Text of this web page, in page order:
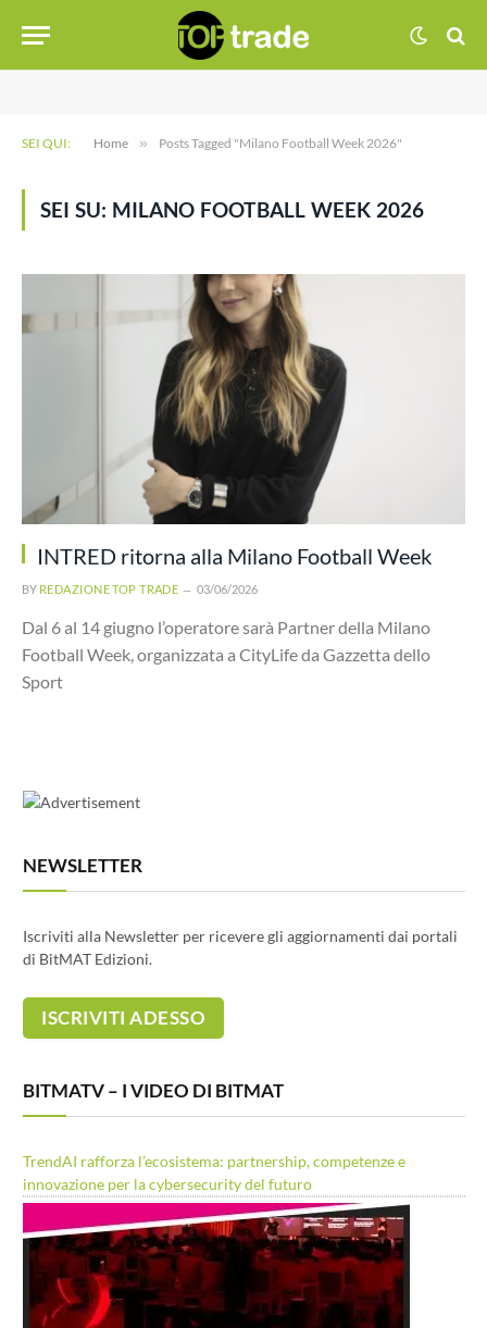
SEI QUI: Home » Posts Tagged "Milano Football Week 2026"
SEI SU: MILANO FOOTBALL WEEK 2026
INTRED ritorna alla Milano Football Week
BY REDAZIONE TOP TRADE 03/06/2026
Dal 6 al 14 giugno l’operatore sarà Partner della Milano
Football Week, organizzata a CityLife da Gazzetta dello
Sport
NEWSLETTER
Iscriviti alla Newsletter per ricevere gli aggiornamenti dai portali
di BitMAT Edizioni.
BITMATV – I VIDEO DI BITMAT
TrendAI rafforza l’ecosistema: partnership, competenze e
innovazione per la cybersecurity del futuro